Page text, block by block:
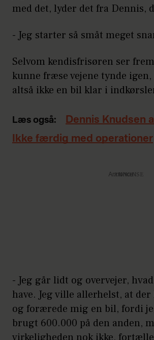
med det, lyder det fra Dennis,
- Jeg starter så småt meget
Selvom kendisfrisøren ser
kunne fræse vejene tynde
altså ikke en bil klar i
Læs også:
Dennis Knudsen
Ikke færdig med operationer
Annonce
- Jeg går lidt og overvejer,
have. Jeg ville allerhelst, at
og forærede mig en bil, fordi
brugt 600.000 på den anden,